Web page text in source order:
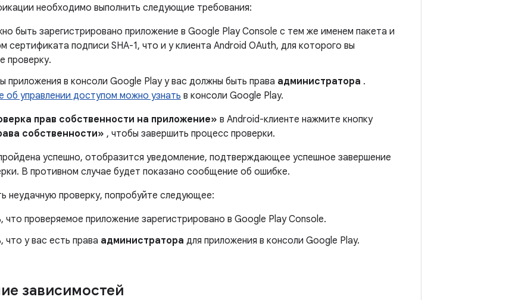
необходимо выполнить следующие требования:
быть зарегистрировано приложение в Google Play Console с тем же именем пакета и
сертификата подписи SHA-1, что и у клиента Android OAuth, для которого вы
проверку.
приложения в консоли Google Play у вас должны быть права администратора .
об управлении доступом можно узнать в консоли Google Play.
прав собственности на приложение» в Android-клиенте нажмите кнопку
собственности» , чтобы завершить процесс проверки.
успешно, отобразится уведомление, подтверждающее успешное завершение
В противном случае будет показано сообщение об ошибке.
неудачную проверку, попробуйте следующее:
что проверяемое приложение зарегистрировано в Google Play Console.
что у вас есть права администратора для приложения в консоли Google Play.
зависимостей